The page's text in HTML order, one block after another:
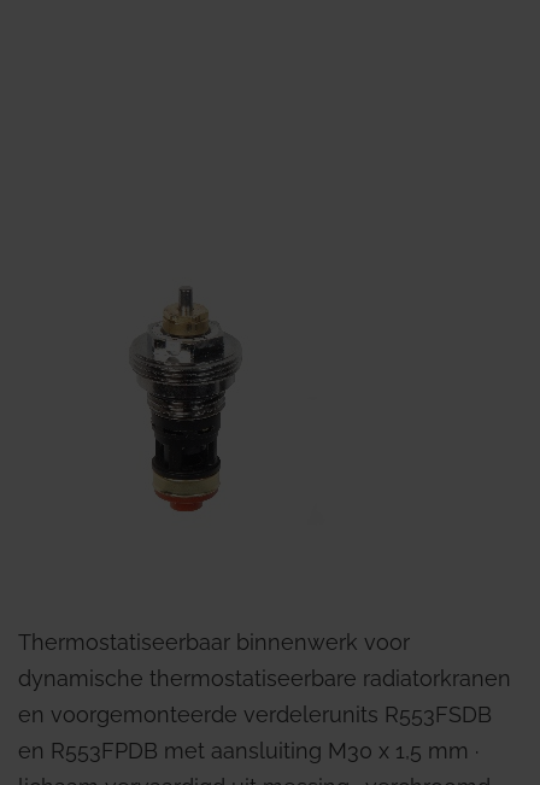
Thermostatiseerbaar binnenwerk voor
dynamische thermostatiseerbare radiatorkranen
en voorgemonteerde verdelerunits R553FSDB
en R553FPDB met aansluiting M30 x 1,5 mm ∙